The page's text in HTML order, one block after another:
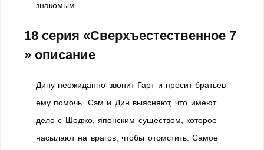
знакомым.
18 серия «Сверхъестественное 7
» описание
Дину неожиданно звонит Гарт и просит братьев
ему помочь. Сэм и Дин выясняют, что имеют
дело с Шоджо, японским существом, которое
насылают на врагов, чтобы отомстить. Самое